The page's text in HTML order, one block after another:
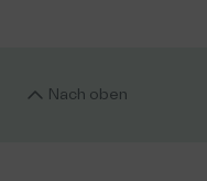
Nach oben